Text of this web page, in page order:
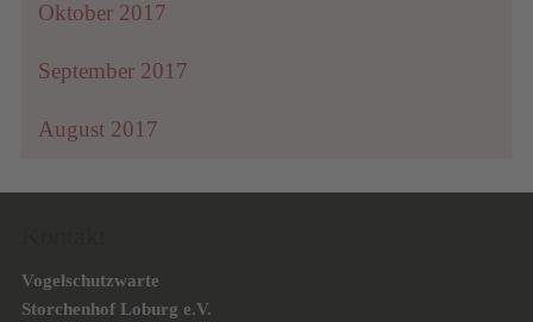
Oktober 2017
September 2017
August 2017
Vogelschutzwarte
Storchenhof Loburg e.V.